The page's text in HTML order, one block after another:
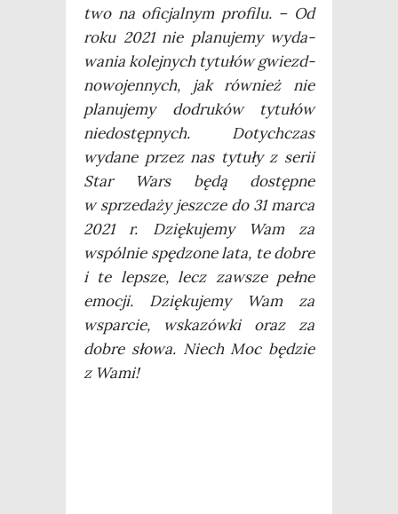
two na ofi­cjal­nym pro­fi­lu. – Od
roku 2021 nie pla­nu­je­my wyda­
wa­nia kolej­nych tytu­łów gwiezd­
no­wo­jen­nych, jak rów­nież nie
pla­nu­je­my dodru­ków tytu­łów
nie­do­stęp­nych. Dotych­czas
wyda­ne przez nas tytu­ły z serii
Star Wars będą dostęp­ne
w sprze­da­ży jesz­cze do 31 mar­ca
2021 r. Dzię­ku­je­my Wam za
wspól­nie spę­dzo­ne lata, te dobre
i te lep­sze, lecz zawsze peł­ne
emo­cji. Dzię­ku­je­my Wam za
wspar­cie, wska­zów­ki oraz za
dobre sło­wa. Niech Moc będzie
z Wami!